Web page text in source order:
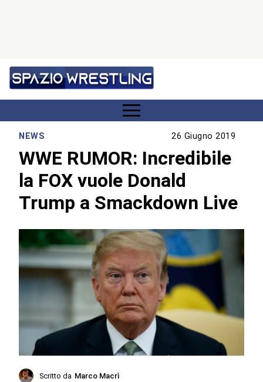
NEWS 26 Giugno 2019
WWE RUMOR: Incredibile
la FOX vuole Donald
Trump a Smackdown Live
Scritto da Marco Macrì